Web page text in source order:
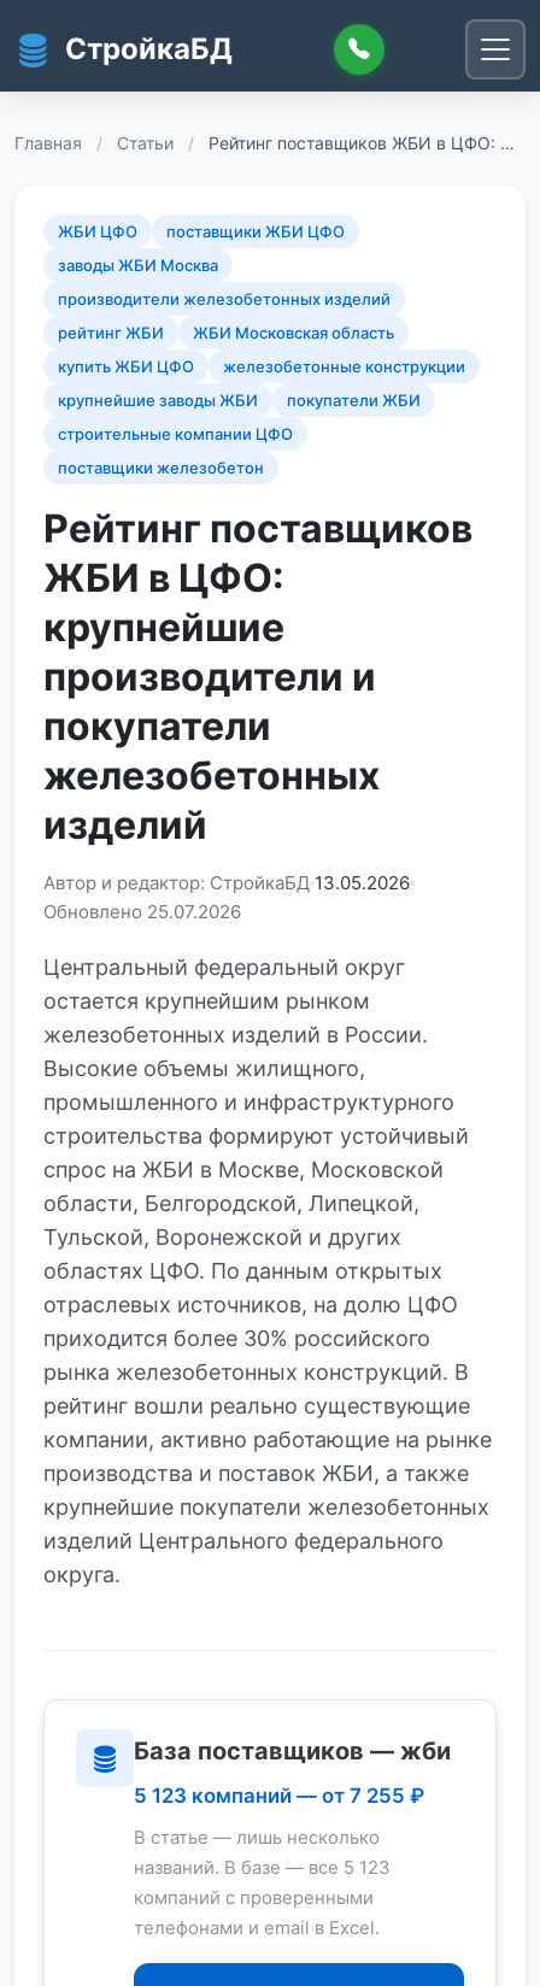
СтройкаБД
Главная / Статьи / Рейтинг поставщиков ЖБИ в ЦФО: …
ЖБИ ЦФО
поставщики ЖБИ ЦФО
заводы ЖБИ Москва
производители железобетонных изделий
рейтинг ЖБИ
ЖБИ Московская область
купить ЖБИ ЦФО
железобетонные конструкции
крупнейшие заводы ЖБИ
покупатели ЖБИ
строительные компании ЦФО
поставщики железобетон
Рейтинг поставщиков
ЖБИ в ЦФО:
крупнейшие
производители и
покупатели
железобетонных
изделий
Автор и редактор: СтройкаБД 13.05.2026
Обновлено 25.07.2026
Центральный федеральный округ
остается крупнейшим рынком
железобетонных изделий в России.
Высокие объемы жилищного,
промышленного и инфраструктурного
строительства формируют устойчивый
спрос на ЖБИ в Москве, Московской
области, Белгородской, Липецкой,
Тульской, Воронежской и других
областях ЦФО. По данным открытых
отраслевых источников, на долю ЦФО
приходится более 30% российского
рынка железобетонных конструкций. В
рейтинг вошли реально существующие
компании, активно работающие на рынке
производства и поставок ЖБИ, а также
крупнейшие покупатели железобетонных
изделий Центрального федерального
округа.
База поставщиков — жби
5 123 компаний — от 7 255 ₽
В статье — лишь несколько
названий. В базе — все 5 123
компаний с проверенными
телефонами и email в Excel.